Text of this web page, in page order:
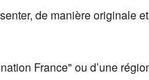
de manière originale
France" ou d’une